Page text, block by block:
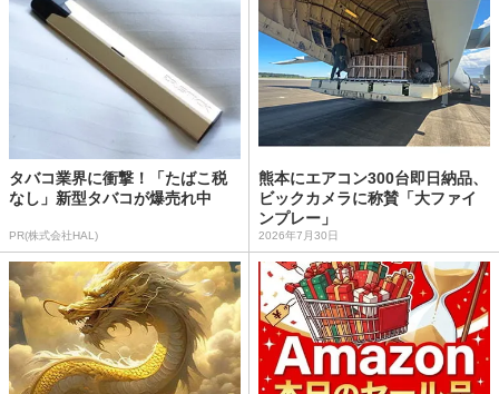
タバコ業界に衝撃！「たばこ税
なし」新型タバコが爆売れ中
PR(株式会社HAL)
熊本にエアコン300台即日納品、
ビックカメラに称賛「大ファイ
ンプレー」
2026年7月30日